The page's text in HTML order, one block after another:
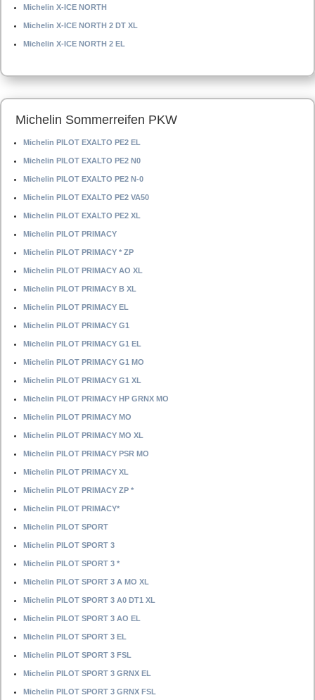
Michelin X-ICE NORTH
Michelin X-ICE NORTH 2 DT XL
Michelin X-ICE NORTH 2 EL
Michelin Sommerreifen PKW
Michelin PILOT EXALTO PE2 EL
Michelin PILOT EXALTO PE2 N0
Michelin PILOT EXALTO PE2 N-0
Michelin PILOT EXALTO PE2 VA50
Michelin PILOT EXALTO PE2 XL
Michelin PILOT PRIMACY
Michelin PILOT PRIMACY * ZP
Michelin PILOT PRIMACY AO XL
Michelin PILOT PRIMACY B XL
Michelin PILOT PRIMACY EL
Michelin PILOT PRIMACY G1
Michelin PILOT PRIMACY G1 EL
Michelin PILOT PRIMACY G1 MO
Michelin PILOT PRIMACY G1 XL
Michelin PILOT PRIMACY HP GRNX MO
Michelin PILOT PRIMACY MO
Michelin PILOT PRIMACY MO XL
Michelin PILOT PRIMACY PSR MO
Michelin PILOT PRIMACY XL
Michelin PILOT PRIMACY ZP *
Michelin PILOT PRIMACY*
Michelin PILOT SPORT
Michelin PILOT SPORT 3
Michelin PILOT SPORT 3 *
Michelin PILOT SPORT 3 A MO XL
Michelin PILOT SPORT 3 A0 DT1 XL
Michelin PILOT SPORT 3 AO EL
Michelin PILOT SPORT 3 EL
Michelin PILOT SPORT 3 FSL
Michelin PILOT SPORT 3 GRNX EL
Michelin PILOT SPORT 3 GRNX FSL